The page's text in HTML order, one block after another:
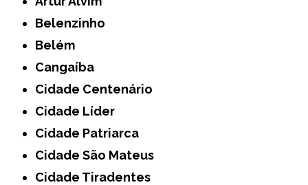
Belenzinho
Belém
Cangaíba
Cidade Centenário
Cidade Líder
Cidade Patriarca
Cidade São Mateus
Cidade Tiradentes